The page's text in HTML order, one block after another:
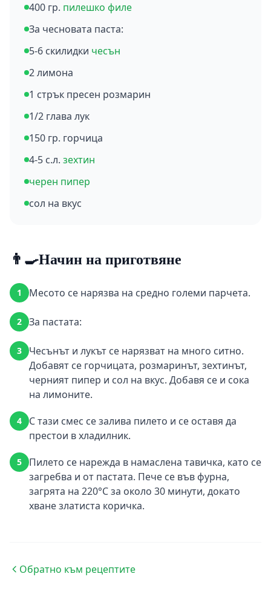
400 гр. пилешко филе
За чесновата паста:
5-6 скилидки чесън
2 лимона
1 стрък пресен розмарин
1/2 глава лук
150 гр. горчица
4-5 с.л. зехтин
черен пипер
сол на вкус
👨‍🍳Начин на приготвяне
1 Месото се нарязва на средно големи парчета.
2 За пастата:
3
Чесънът и лукът се нарязват на много ситно.
Добавят се горчицата, розмаринът, зехтинът,
черният пипер и сол на вкус. Добавя се и сока
на лимоните.
4
С тази смес се залива пилето и се оставя да
престои в хладилник.
5
Пилето се нарежда в намаслена тавичка, като се
загребва и от пастата. Пече се във фурна,
загрята на 220°С за около 30 минути, докато
хване златиста коричка.
Обратно към рецептите